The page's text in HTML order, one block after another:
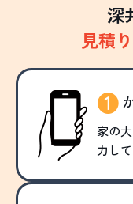
深
見積
家の
力し